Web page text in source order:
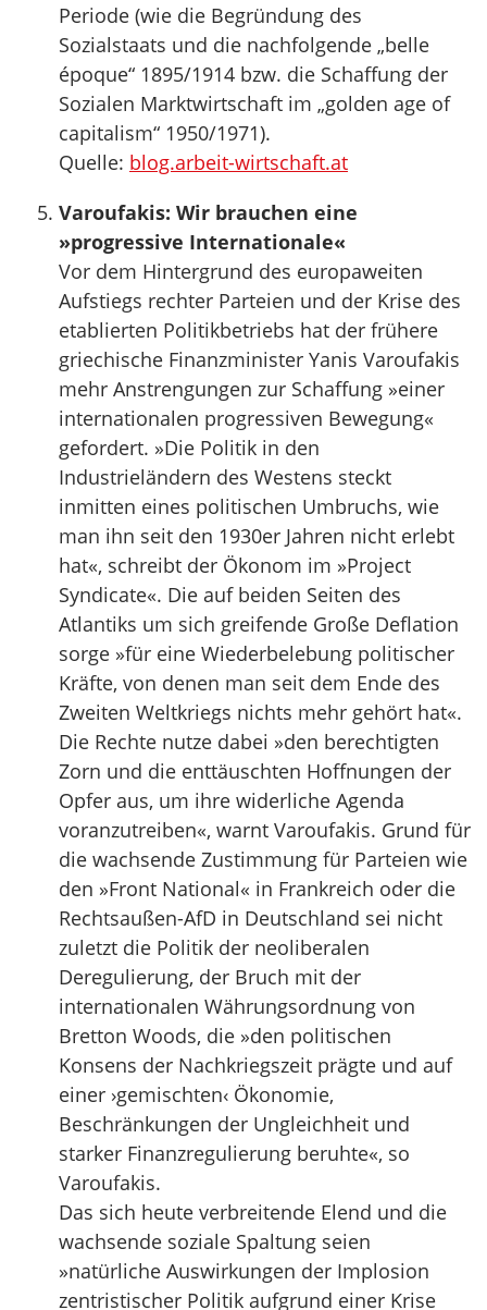
Periode (wie die Begründung des
Sozialstaats und die nachfolgende „belle
époque“ 1895/1914 bzw. die Schaffung der
Sozialen Marktwirtschaft im „golden age of
capitalism“ 1950/1971).
Quelle: blog.arbeit-wirtschaft.at
Varoufakis: Wir brauchen eine
»progressive Internationale«
Vor dem Hintergrund des europaweiten
Aufstiegs rechter Parteien und der Krise des
etablierten Politikbetriebs hat der frühere
griechische Finanzminister Yanis Varoufakis
mehr Anstrengungen zur Schaffung »einer
internationalen progressiven Bewegung«
gefordert. »Die Politik in den
Industrieländern des Westens steckt
inmitten eines politischen Umbruchs, wie
man ihn seit den 1930er Jahren nicht erlebt
hat«, schreibt der Ökonom im »Project
Syndicate«. Die auf beiden Seiten des
Atlantiks um sich greifende Große Deflation
sorge »für eine Wiederbelebung politischer
Kräfte, von denen man seit dem Ende des
Zweiten Weltkriegs nichts mehr gehört hat«.
Die Rechte nutze dabei »den berechtigten
Zorn und die enttäuschten Hoffnungen der
Opfer aus, um ihre widerliche Agenda
voranzutreiben«, warnt Varoufakis. Grund für
die wachsende Zustimmung für Parteien wie
den »Front National« in Frankreich oder die
Rechtsaußen-AfD in Deutschland sei nicht
zuletzt die Politik der neoliberalen
Deregulierung, der Bruch mit der
internationalen Währungsordnung von
Bretton Woods, die »den politischen
Konsens der Nachkriegszeit prägte und auf
einer ›gemischten‹ Ökonomie,
Beschränkungen der Ungleichheit und
starker Finanzregulierung beruhte«, so
Varoufakis.
Das sich heute verbreitende Elend und die
wachsende soziale Spaltung seien
»natürliche Auswirkungen der Implosion
zentristischer Politik aufgrund einer Krise